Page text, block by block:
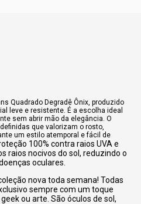
Quadrado Degradê Ônix, produzido
leve e resistente. É a escolha ideal
sem abrir mão da elegância. O
que valorizam o rosto,
um estilo atemporal e fácil de
100% contra raios UVA e
raios nocivos do sol, reduzindo o
oculares.
nova toda semana! Todas
sempre com um toque
ou arte. São óculos de sol,